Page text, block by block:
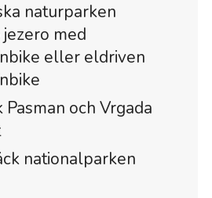
naturparken
med
eller eldriven
Pasman och Vrgada
nationalparken